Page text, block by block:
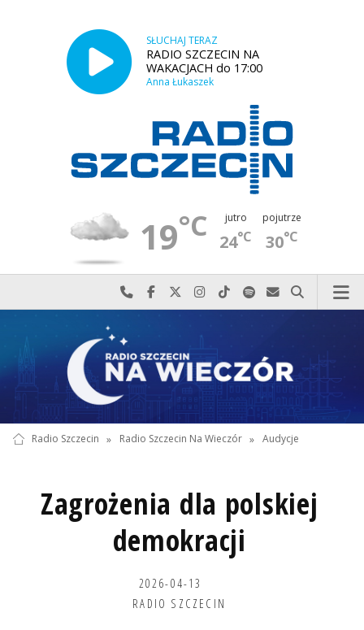
SŁUCHAJ TERAZ
RADIO SZCZECIN NA
WAKACJACH do 17:00
Anna Łukaszek
19°C jutro
24°C
pojutrze
30°C
Najlepiej po prostu do nas zadzwoń
Odwiedź nas na Facebook-u
Odwiedź nas na X
Odwiedź nas na Instagram-ie
Odwiedź nas na TikTok-u
Szukaj nas na Spotify
Wyślij do nas
Szukaj
Radio Szczecin » Radio Szczecin Na Wieczór » Audycje
Zagrożenia dla polskiej
demokracji
2026-04-13
RADIO SZCZECIN